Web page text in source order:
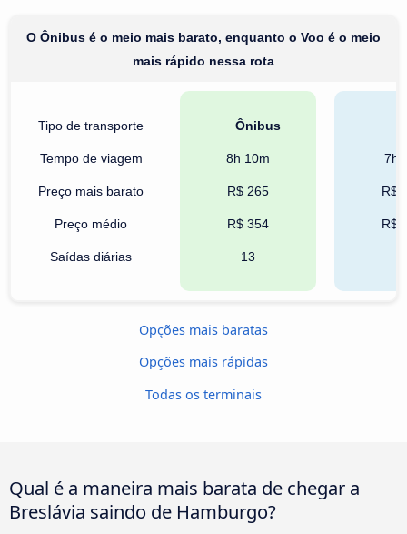
O Ônibus é o meio mais barato, enquanto o Voo é o meio
mais rápido nessa rota
Tipo de transporte
Tempo de viagem
Preço mais barato
Preço médio
Saídas diárias
Ônibus
8h 10m
R$ 265
R$ 354
13
7h
R$
R$
Opções mais baratas
Opções mais rápidas
Todas os terminais
Qual é a maneira mais barata de chegar a
Breslávia saindo de Hamburgo?